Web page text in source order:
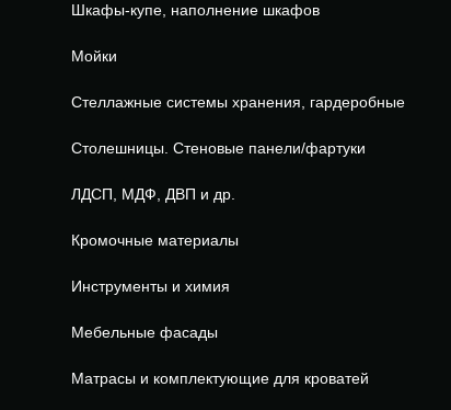
Шкафы-купе, наполнение шкафов
Мойки
Стеллажные системы хранения, гардеробные
Столешницы. Стеновые панели/фартуки
ЛДСП, МДФ, ДВП и др.
Кромочные материалы
Инструменты и химия
Мебельные фасады
Матрасы и комплектующие для кроватей